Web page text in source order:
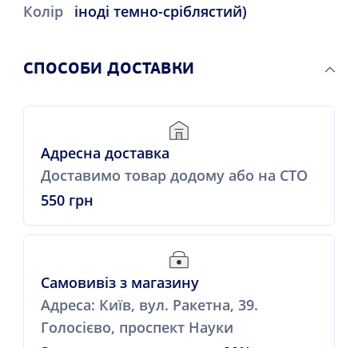
Колір
іноді темно-сріблястий)
СПОСОБИ ДОСТАВКИ
Адресна доставка
Доставимо товар додому або на СТО
550 грн
Самовивіз з магазину
Адреса: Київ, вул. Ракетна, 39.
Голосієво, проспект Науки